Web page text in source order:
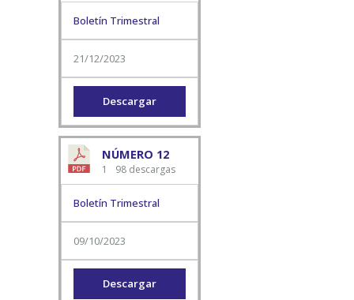
Boletín Trimestral
21/12/2023
Descargar
NÚMERO 12
1 98 descargas
Boletín Trimestral
09/10/2023
Descargar